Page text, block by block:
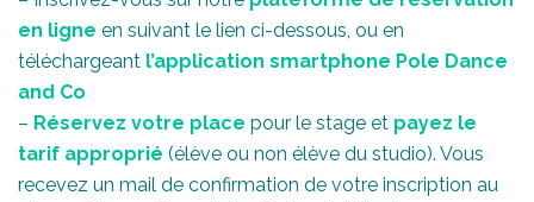
en ligne en suivant le lien ci-dessous, ou en
téléchargeant l’application smartphone Pole Dance
and Co
– Réservez votre place pour le stage et payez le
tarif approprié (élève ou non élève du studio). Vous
recevez un mail de confirmation de votre inscription au